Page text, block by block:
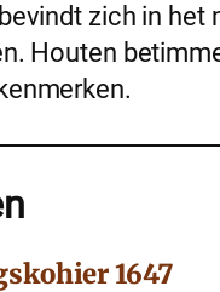
zich in het
Houten
1647